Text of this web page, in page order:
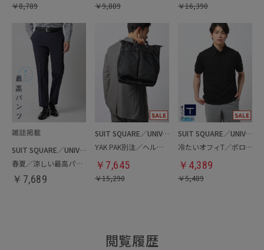
￥8,789 ￥9,889 ￥16,390
SUIT SQUARE／UNIVERSAL LANGUAGE
春夏／涼しい最高パンツ
￥ 7,689
SUIT SQUARE／UNIVERSAL LANGUAGE
YAK PAK別注／ヘルメットバッグ
￥ 7,645
￥15,290
SUIT SQUARE／UNIVERSAL LANGUAGE
冷たいオフィT／ポロシャツ
￥ 4,389
￥5,489
閲覧履歴